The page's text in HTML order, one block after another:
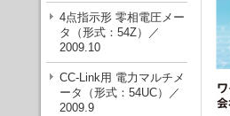
4点指示形 零相電圧メー
タ（形式：54Z）／
2009.10
CC-Link用 電力マルチメ
ータ（形式：54UC）／
2009.9